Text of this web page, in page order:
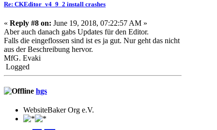
Re: CKEditor_v4_9_2 install crashes
« Reply #8 on: June 19, 2018, 07:22:57 AM »
Aber auch danach gabs Updates für den Editor.
Falls die eingeflossen sind ist es ja gut. Nur geht das nicht
aus der Beschreibung hervor.
MfG. Evaki
Logged
hgs
WebsiteBaker Org e.V.